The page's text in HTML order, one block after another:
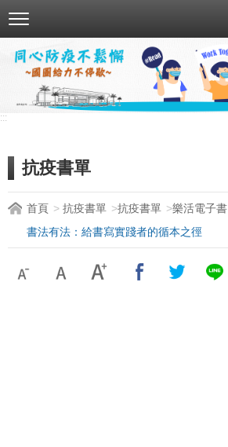
到
區
:::
抗疫書單
首頁 抗疫書單 抗疫書單
樂活電子書
書法有法：給書寫實踐者的循本之徑